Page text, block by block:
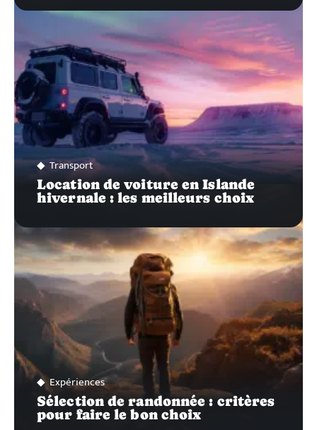
Transport
Location de voiture en Islande
hivernale : les meilleurs choix
Expériences
Sélection de randonnée : critères
pour faire le bon choix